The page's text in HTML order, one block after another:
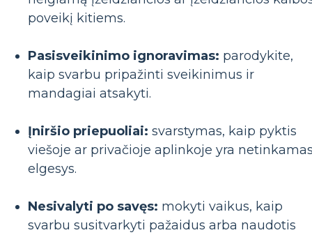
poveikį kitiems.
Pasisveikinimo ignoravimas: parodykite,
kaip svarbu pripažinti sveikinimus ir
mandagiai atsakyti.
Įniršio priepuoliai: svarstymas, kaip pyktis
viešoje ar privačioje aplinkoje yra
elgesys.
Nesivalyti po savęs: mokyti vaikus, kaip
svarbu susitvarkyti pažaidus arba naudotis